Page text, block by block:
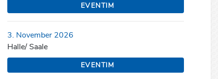
EVENTIM
3. November 2026
Halle/ Saale
EVENTIM